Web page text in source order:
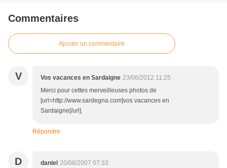
Commentaires
Ajouter un commentaire
V Vos vacances en Sardaigne 23/06/2012 11:25
Merci pour cettes merveilleuses photos de
[url=http://www.sardegna.com]vos vacances en
Sardaigne[/url].
Répondre
D daniel 20/08/2007 07:33